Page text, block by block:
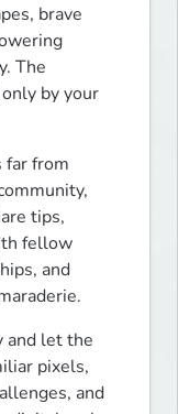
brave
The
by your
from
tips,
fellow
and
and let the
pixels,
and